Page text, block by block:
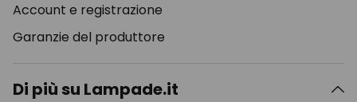
Account e registrazione
Garanzie del produttore
Di più su Lampade.it